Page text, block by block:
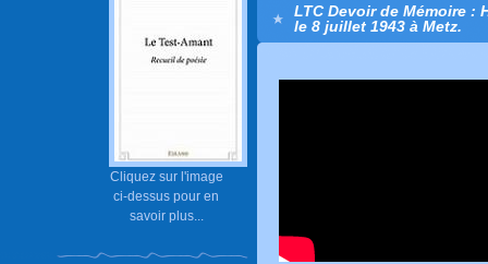
Cliquez sur l'image
ci-dessus pour en
savoir plus...
LTC Devoir de Mémoire :
le 8 juillet 1943 à Metz.